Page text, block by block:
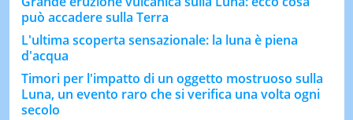
può accadere sulla Terra
L'ultima scoperta sensazionale: la luna è piena
d'acqua
Timori per l'impatto di un oggetto mostruoso sulla
Luna, un evento raro che si verifica una volta ogni
secolo